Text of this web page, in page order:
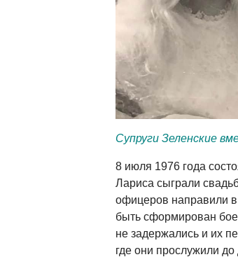
Супруги Зеленские
8 июля 1976 года
Лариса сыграли
офицеров направили
быть сформирован
не задержались и их
где они прослужили